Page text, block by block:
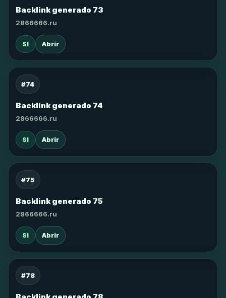
Backlink generado 73
2866666.ru
SI Abrir
#74
Backlink generado 74
2866666.ru
SI Abrir
#75
Backlink generado 75
2866666.ru
SI Abrir
#78